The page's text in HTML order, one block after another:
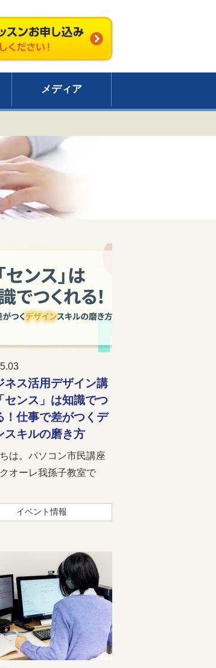
メディア
ネス活用デザイン講
センス」は知識でつ
！仕事で差がつくデ
スキルの磨き方
は。パソコン市民講座
オーレ我孫子教室で
イベント情報